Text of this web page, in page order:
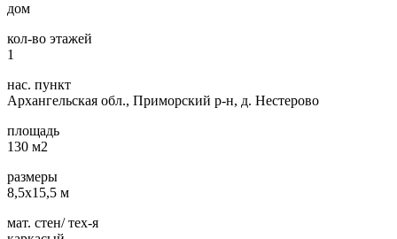
дом
кол-во этажей
1
нас. пункт
Архангельская обл., Приморский р-н, д. Нестерово
площадь
130 м2
размеры
8,5х15,5 м
мат. стен/ тех-я